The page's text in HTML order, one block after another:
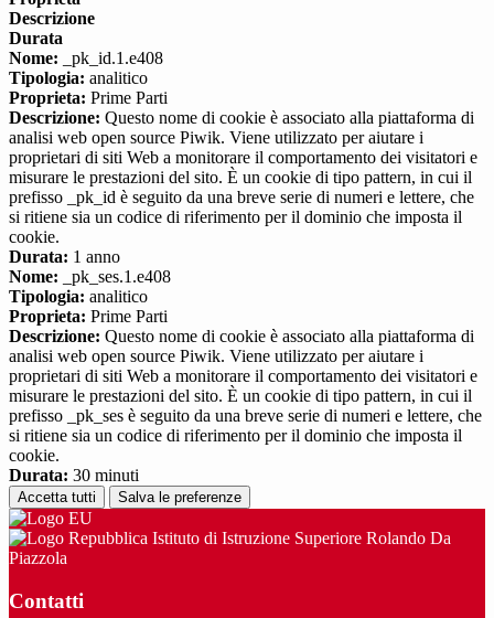
Descrizione
Durata
Nome: _pk_id.1.e408
Tipologia: analitico
Proprieta: Prime Parti
Descrizione: Questo nome di cookie è associato alla piattaforma di
analisi web open source Piwik. Viene utilizzato per aiutare i
proprietari di siti Web a monitorare il comportamento dei visitatori e
misurare le prestazioni del sito. È un cookie di tipo pattern, in cui il
prefisso _pk_id è seguito da una breve serie di numeri e lettere, che
si ritiene sia un codice di riferimento per il dominio che imposta il
cookie.
Durata: 1 anno
Nome: _pk_ses.1.e408
Tipologia: analitico
Proprieta: Prime Parti
Descrizione: Questo nome di cookie è associato alla piattaforma di
analisi web open source Piwik. Viene utilizzato per aiutare i
proprietari di siti Web a monitorare il comportamento dei visitatori e
misurare le prestazioni del sito. È un cookie di tipo pattern, in cui il
prefisso _pk_ses è seguito da una breve serie di numeri e lettere, che
si ritiene sia un codice di riferimento per il dominio che imposta il
cookie.
Durata: 30 minuti
Accetta tutti Salva le preferenze
Istituto di Istruzione Superiore Rolando Da
Piazzola
Contatti